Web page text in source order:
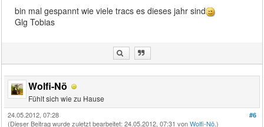
bin mal gespannt wie viele tracs es dieses jahr sind
Glg Tobias
Wolfi-Nö
Fühlt sich wie zu Hause
#6
24.05.2012, 07:28
(Dieser Beitrag wurde zuletzt bearbeitet: 24.05.2012, 07:31 vonWolfi-Nö.)